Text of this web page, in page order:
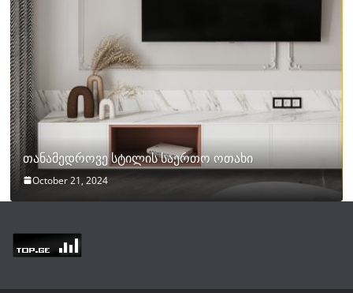
თანამედროვე სტილის საერთო ოთახი
October 21, 2024